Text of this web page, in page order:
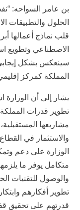
بن عامر السواحه:
الحلول والتطبيقات
قلب نماذج أعمالها
الاصطناعي وتطويع
سينعكس بشكل إيجابي
المملكة كمركز
يشار إلى أن الوزارة
تطوير قدرات
مشاريعها
الوزارة على دعم
متكامل يوفر ما
والوصول للتقنيات
تطوير أفكارهم
قدرتهم على تحقيق